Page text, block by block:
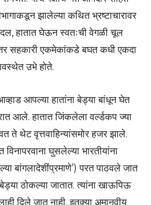
झालेल्या कथित भ्रष्टाचारावर
हातात घेऊन स्वतःची वेगळी चूल
सहकारी एकमेकांकडे बघत कधी एकदा
उभे होते.
आपल्या हातांना बेड्या बांधून घेत
आले. हातात जिंकलेला वर्ल्डकप ज्या
ते थेट वृत्तवाहिन्यांसमोर हजर झाले.
घुसलेल्या भारतीयांना
बांगलादेशींप्रमाणे’) परत पाठवले जात
बेड्या ठोकल्या जातात. त्यांना खाऊपिऊ
दिले जात नाही. इतक्या अमानवीय